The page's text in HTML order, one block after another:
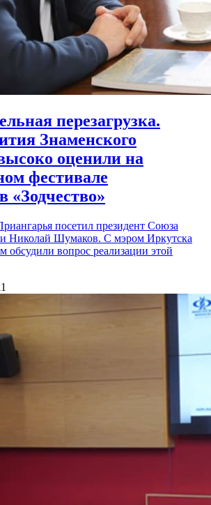
перезагрузка.
Знаменского
оценили на
фестивале
«Зодчество»
посетил президент Союза
Николай Шумаков. С мэром Иркутска
обсудили вопрос реализации этой